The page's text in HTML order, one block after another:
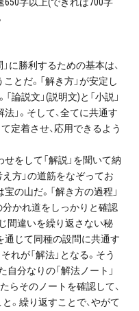
に勝利するための基本は、
とだ。「解き方」が安定し
論説文」(説明文)と「小説」
法」。そして、全てに共通す
定着させ、応用できるよう
をして「解説」を聞いて納
方」の道筋をなぞってお
の山だ。「解き方の過程」
かれ道をしっかりと確認
間違いを繰り返さない秘
通じて同種の設問に共通す
れが「解法」となる。そう
自分なりの「解法ノート」
らそのノートを確認して、
。繰り返すことで、やがて